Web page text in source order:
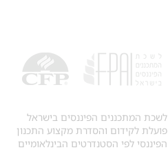
לשכת המתכננים הפיננסים בישראל
פועלת לקידום והסדרת מקצוע התכנון
הפיננסי לפי הסטנדרטים הבינלאומיים